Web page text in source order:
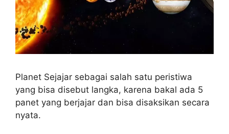
Planet Sejajar sebagai salah satu peristiwa
yang bisa disebut langka, karena bakal ada 5
panet yang berjajar dan bisa disaksikan secara
nyata.